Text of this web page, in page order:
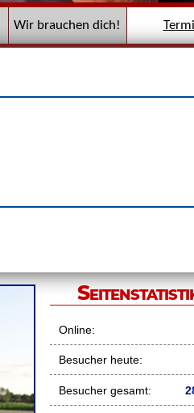
Wir brauchen dich!
Online:
Besucher heute:
Besucher gesamt: